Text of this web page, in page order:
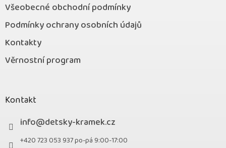
Všeobecné obchodní podmínky
Podmínky ochrany osobních údajů
Kontakty
Věrnostní program
Kontakt
info@detsky-kramek.cz
+420 723 053 937 po-pá 9:00-17:00